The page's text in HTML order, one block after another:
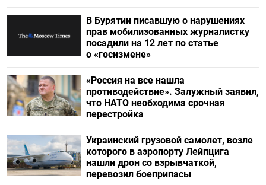
В Бурятии писавшую о нарушениях
прав мобилизованных журналистку
посадили на 12 лет по статье
о «госизмене»
«Россия на все нашла
противодействие». Залужный заявил,
что НАТО необходима срочная
перестройка
Украинский грузовой самолет, возле
которого в аэропорту Лейпцига
нашли дрон со взрывчаткой,
перевозил боеприпасы